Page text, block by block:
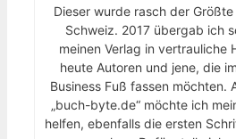
Dieser wurde rasch der
Schweiz. 2017 übergab ich
meinen Verlag in vertrauliche
heute Autoren und jene, die
Business Fuß fassen möchten.
„buch-byte.de“ möchte ich
helfen, ebenfalls die ersten